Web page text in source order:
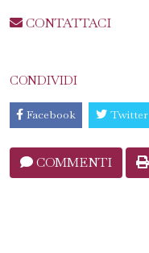
CONTATTACI
CONDIVIDI
Facebook Twitter
COMMENTI